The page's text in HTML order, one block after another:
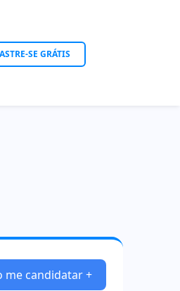
SE GRÁTIS
me candidatar +